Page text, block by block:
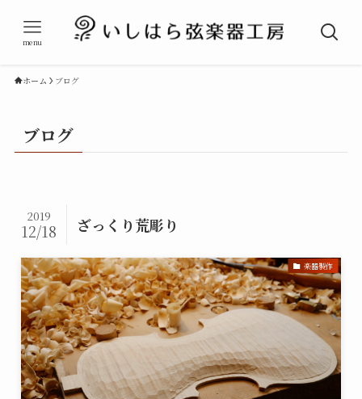
menu
ホーム ブログ
ブログ
ざっくり荒彫り
2019
12/18
楽器製作